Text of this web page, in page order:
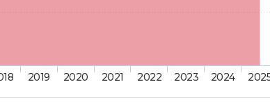
2019 2020 2021 2022 2023 2024